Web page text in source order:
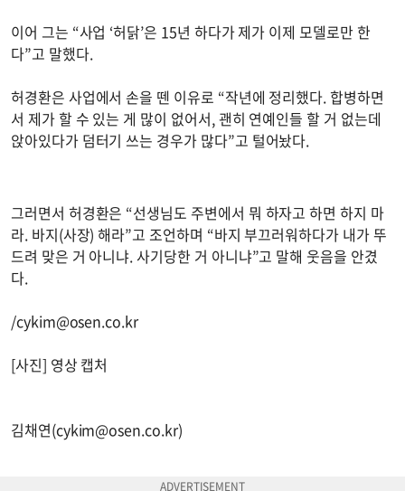
이어 그는 “사업 ‘허닭’은 15년 하다가 제가 이제 모델로만 한
다”고 말했다.
허경환은 사업에서 손을 뗀 이유로 “작년에 정리했다. 합병하면
서 제가 할 수 있는 게 많이 없어서, 괜히 연예인들 할 거 없는데
앉아있다가 덤터기 쓰는 경우가 많다”고 털어놨다.
그러면서 허경환은 “선생님도 주변에서 뭐 하자고 하면 하지 마
라. 바지(사장) 해라”고 조언하며 “바지 부끄러워하다가 내가 뚜
드려 맞은 거 아니냐. 사기당한 거 아니냐”고 말해 웃음을 안겼
다.
/cykim@osen.co.kr
[사진] 영상 캡처
김채연(cykim@osen.co.kr)